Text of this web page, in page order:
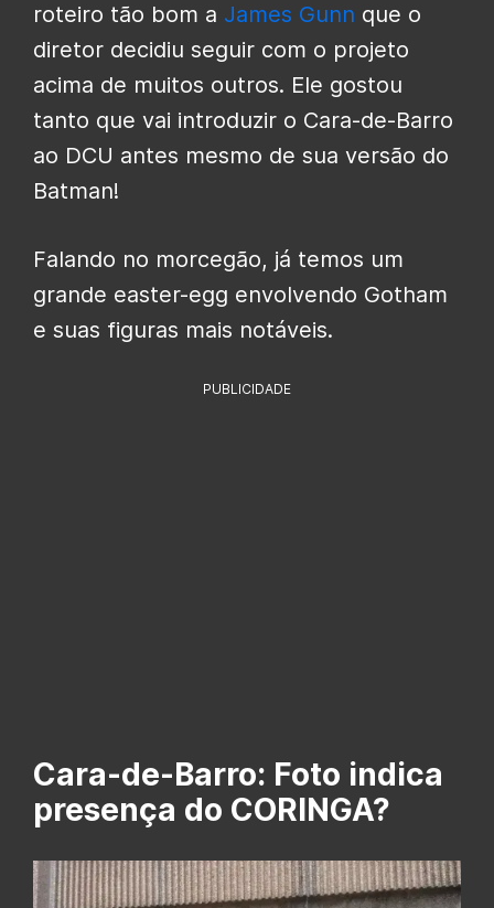
roteiro tão bom a James Gunn que o
diretor decidiu seguir com o projeto
acima de muitos outros. Ele gostou
tanto que vai introduzir o Cara-de-Barro
ao DCU antes mesmo de sua versão do
Batman!
Falando no morcegão, já temos um
grande easter-egg envolvendo Gotham
e suas figuras mais notáveis.
PUBLICIDADE
Cara-de-Barro: Foto indica
presença do CORINGA?